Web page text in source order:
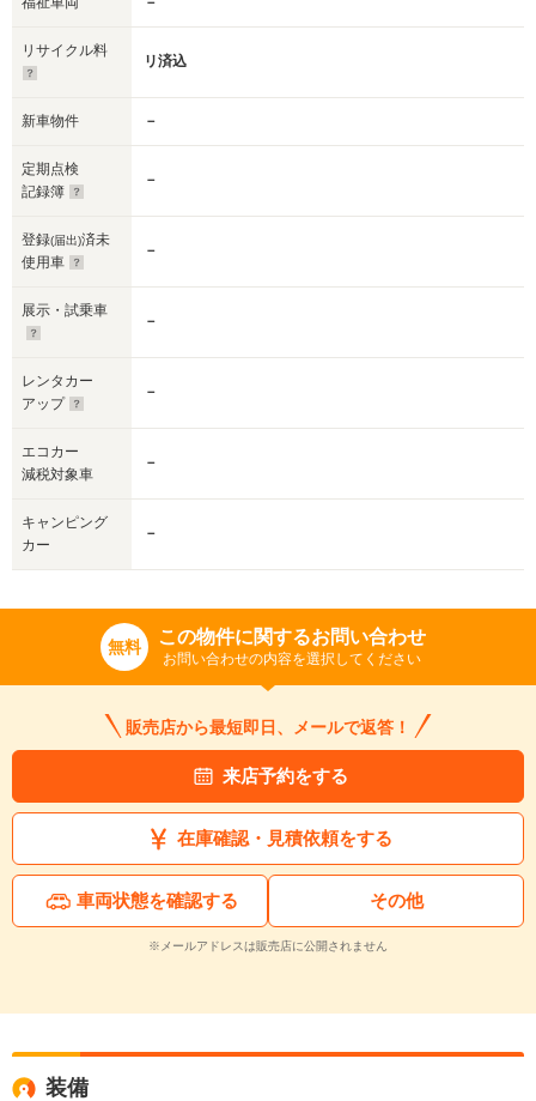
リサイクル料
リ済込
新車物件 －
定期点検
記録簿
－
登録(届出)済未
使用車
－
展示・試乗車
－
レンタカー
アップ
－
エコカー
減税対象車
－
キャンピング
カー
－
無料 この物件に関するお問い合わせ
お問い合わせの内容を選択してください
販売店から最短即日、メールで返答！
来店予約をする
在庫確認・見積依頼をする
車両状態を確認する その他
※メールアドレスは販売店に公開されません
装備